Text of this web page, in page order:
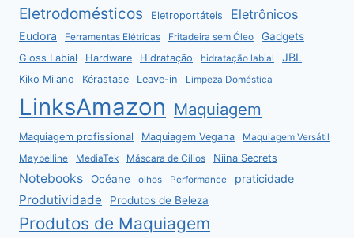
Eletrodomésticos Eletroportáteis Eletrônicos
Eudora Ferramentas Elétricas Fritadeira sem Óleo Gadgets
Gloss Labial Hardware Hidratação hidratação labial JBL
Kiko Milano Kérastase Leave-in Limpeza Doméstica
LinksAmazon Maquiagem
Maquiagem profissional Maquiagem Vegana
Maquiagem Versátil
Maybelline
MediaTek Máscara de Cílios Niina Secrets
Notebooks Océane olhos Performance praticidade
Produtividade Produtos de Beleza
Produtos de Maquiagem